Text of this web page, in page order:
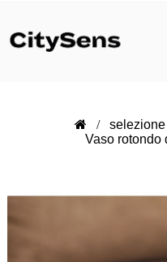
selezione
Vaso rotondo